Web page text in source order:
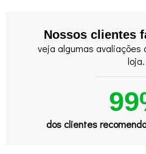
Nossos clientes
veja algumas avaliações
loja.
dos clientes